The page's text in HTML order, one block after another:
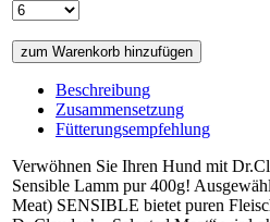
Beschreibung
Zusammensetzung
Fütterungsempfehlung
Verwöhnen Sie Ihren Hund mit
Sensible Lamm pur 400g!
Meat) SENSIBLE bietet puren